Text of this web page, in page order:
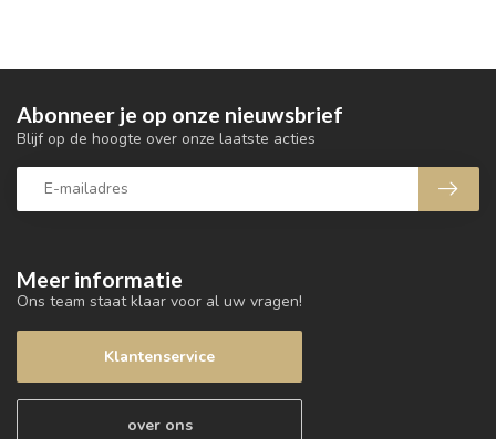
Meer informatie
Ons team staat klaar voor al uw vragen!
Klantenservice
over ons
Abonneer je op onze nieuwsbrief
Blijf op de hoogte over onze laatste acties